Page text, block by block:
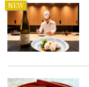
NEW